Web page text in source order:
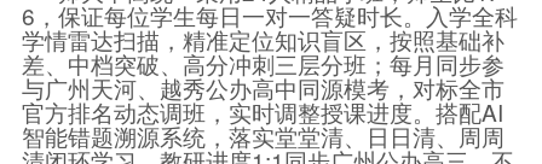
6，保证每位学生每日一对一答疑时长。入学全科
学情雷达扫描，精准定位知识盲区，按照基础补
差、中档突破、高分冲刺三层分班；每月同步参
与广州天河、越秀公办高中同源模考，对标全市
官方排名动态调班，实时调整授课进度。搭配AI
智能错题溯源系统，落实堂堂清、日日清、周周